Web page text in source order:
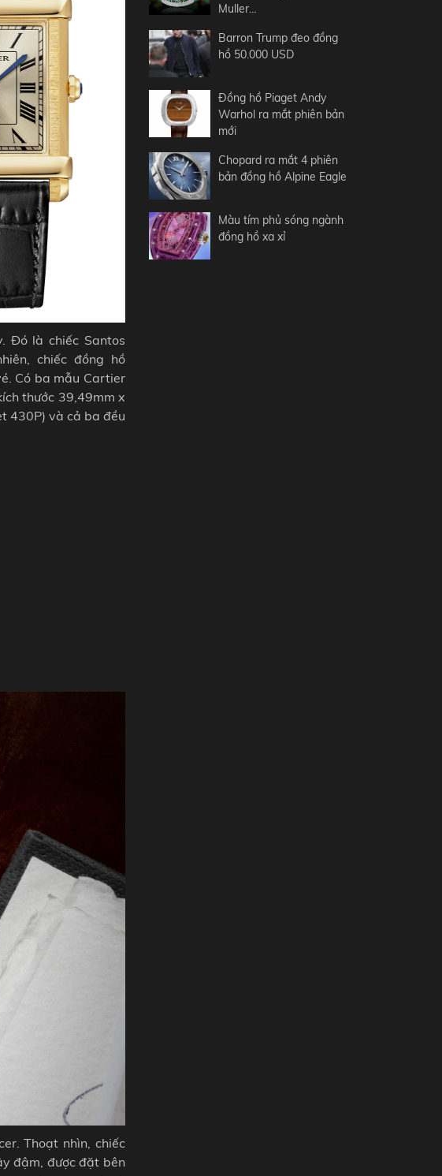
Đó là chiếc Santos
chiếc đồng hồ
Có ba mẫu Cartier
thước 39,49mm x
430P) và cả ba đều
Thoạt nhìn, chiếc
đậm, được đặt bên
Muller…
Barron Trump đeo đồng
hồ 50.000 USD
Đồng hồ Piaget Andy
Warhol ra mắt phiên bản
mới
Chopard ra mắt 4 phiên
bản đồng hồ Alpine Eagle
Màu tím phủ sóng ngành
đồng hồ xa xỉ